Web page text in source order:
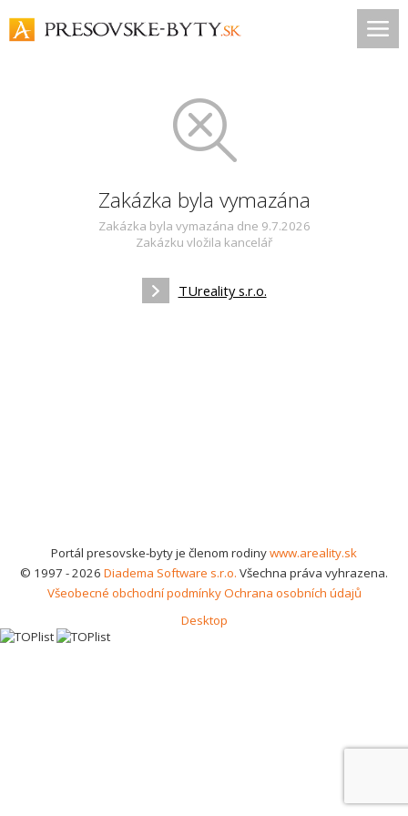
Zakázka byla vymazána
Zakázka byla vymazána dne 9.7.2026
Zakázku vložila kancelář
TUreality s.r.o.
Portál presovske-byty je členom rodinywww.areality.sk
© 1997 - 2026 Diadema Software s.r.o. Všechna práva vyhrazena.
Všeobecné obchodní podmínkyOchrana osobních údajů
Desktop